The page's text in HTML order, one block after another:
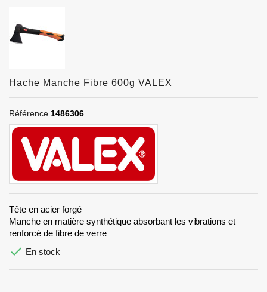
Hache Manche Fibre 600g VALEX
Référence 1486306
Tête en acier forgé
Manche en matière synthétique absorbant les vibrations et
renforcé de fibre de verre
 En stock